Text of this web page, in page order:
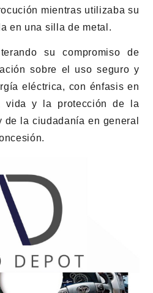
mientras utilizaba su
en una silla de metal.
su compromiso de
sobre el uso seguro y
eléctrica, con énfasis en
vida y la protección de la
la ciudadanía en general